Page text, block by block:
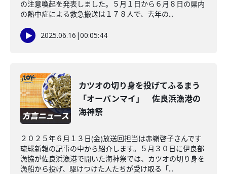
の注意喚起を発表しました。５月１日から６月８日の県内
の熱中症による救急搬送は１７８人で、去年の...
2025.06.16 |00:05:44
カツオの切り身を投げてふるまう
「オーバンマイ」 佐良浜漁港の
海神祭
２０２５年６月１３日(金)放送回担当は赤嶺啓子さんです
琉球新報の記事の中から紹介します。５月３０日に伊良部
漁協が佐良浜漁港で開いた海神祭では、カツオの切り身を
漁船から投げ、駆けつけた人たちが受け取る「...